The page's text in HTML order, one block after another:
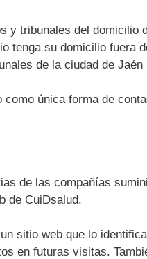
y tribunales del domicilio
tenga su domicilio fuera
de la ciudad de Jaén
única forma de
de las compañías
de CuiDsalud.
sitio web que lo
en futuras visitas.